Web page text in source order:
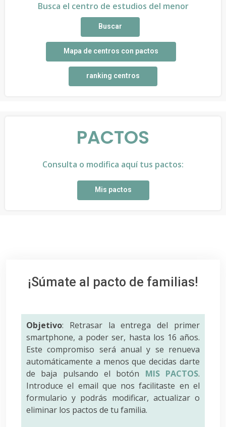
Busca el centro de estudios del menor
Buscar
Mapa de centros con pactos
ranking centros
PACTOS
Consulta o modifica aquí tus pactos:
Mis pactos
¡Súmate al pacto de familias!
Objetivo: Retrasar la entrega del primer
smartphone, a poder ser, hasta los 16 años.
Este compromiso será anual y se renueva
automáticamente a menos que decidas darte
de baja pulsando el botón MIS PACTOS.
Introduce el email que nos facilitaste en el
formulario y podrás modificar, actualizar o
eliminar los pactos de tu familia.